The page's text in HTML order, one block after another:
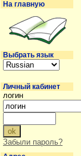
На главную
Выбрать язык
Личный кабинет
логин
Забыли пароль?